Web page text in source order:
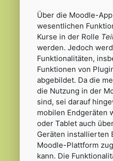
Über die Moodle-
wesentlichen
Kurse in der Rolle
werden. Jedoch
Funktionalitäten,
Funktionen von
abgebildet. Da die
die Nutzung in der
sind, sei darauf
mobilen Endgeräten
oder Tablet auch
Geräten installierten
Moodle-Plattform
kann. Die